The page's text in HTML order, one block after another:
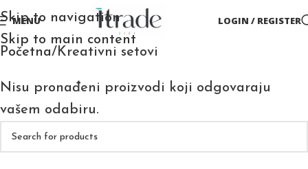
Skip to navigation
Skip to main content
MENU LOGIN / REGISTER
Početna Kreativni setovi
Nisu pronađeni proizvodi koji odgovaraju
vašem odabiru.